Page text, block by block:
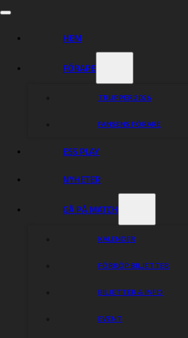
HEM
FÖRARE
TRUPPER 2026
FANSENS FÖRARE
ESS PLAY
NYHETER
GÅ PÅ MATCH
KALENDER
FÖRKÖP BILJETTER
BILJETTER & INFO
EVENT